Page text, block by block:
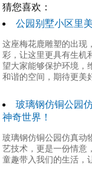
猜您喜欢：
公园别墅小区里
这座梅花鹿雕塑的出现
彩，让这里更具有生机
望大家能够保护环境，
和谐的空间，期待更美
玻璃钢仿铜公园
神奇世界！
玻璃钢仿铜公园仿真动
艺技术，更是一份情意
童趣带入我们的生活，